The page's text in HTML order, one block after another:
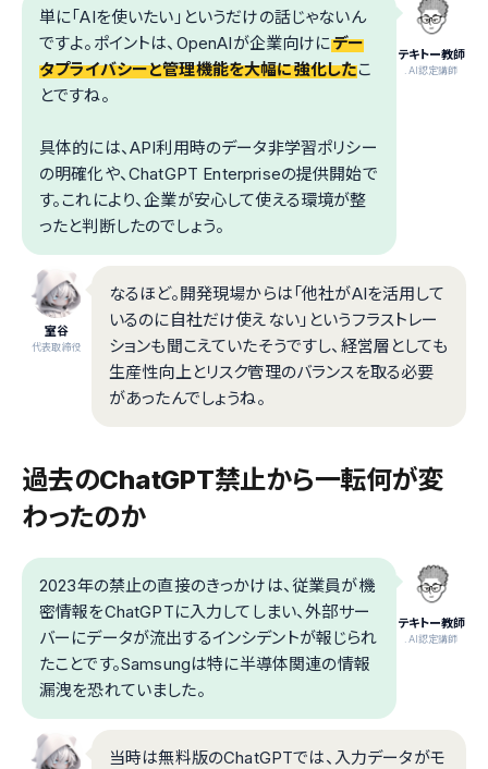
テキトー教師
.AI認定講師
単に「AIを使いたい」というだけの話じゃないん
ですよ。ポイントは、OpenAIが企業向けにデー
タプライバシーと管理機能を大幅に強化したこ
とですね。
具体的には、API利用時のデータ非学習ポリシー
の明確化や、ChatGPT Enterpriseの提供開始で
す。これにより、企業が安心して使える環境が整
ったと判断したのでしょう。
室谷
代表取締役
なるほど。開発現場からは「他社がAIを活用して
いるのに自社だけ使えない」というフラストレー
ションも聞こえていたそうですし、経営層としても
生産性向上とリスク管理のバランスを取る必要
があったんでしょうね。
過去のChatGPT禁止から一転――何が変
わったのか
テキトー教師
.AI認定講師
2023年の禁止の直接のきっかけは、従業員が機
密情報をChatGPTに入力してしまい、外部サー
バーにデータが流出するインシデントが報じられ
たことです。Samsungは特に半導体関連の情報
漏洩を恐れていました。
当時は無料版のChatGPTでは、入力データがモ